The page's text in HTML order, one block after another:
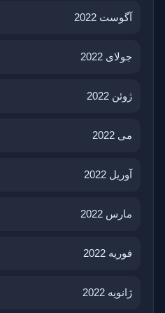
آگوست 2022
جولای 2022
ژوئن 2022
می 2022
آوریل 2022
مارس 2022
فوریه 2022
ژانویه 2022